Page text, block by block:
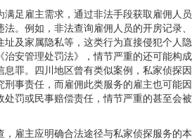
足雇主需求，通过非法手段获取雇佣人员
。例如，非法查询雇佣人员的开房记录、
及家属隐私等，这类行为直接侵犯个人隐
安管理处罚法》，情节严重的还可能构成
息罪。四川地区曾有类似案例，私家侦探因
事责任，而雇佣此类服务的雇主也可能因
罚或民事赔偿责任，情节严重的甚至会被
，雇主应明确合法途径与私家侦探服务的本